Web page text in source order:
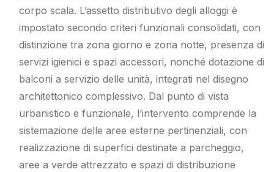
corpo scala. L’assetto distributivo degli alloggi è
impostato secondo criteri funzionali consolidati, con
distinzione tra zona giorno e zona notte, presenza di
servizi igienici e spazi accessori, nonché dotazione di
balconi a servizio delle unità, integrati nel disegno
architettonico complessivo. Dal punto di vista
urbanistico e funzionale, l’intervento comprende la
sistemazione delle aree esterne pertinenziali, con
realizzazione di superfici destinate a parcheggio,
aree a verde attrezzato e spazi di distribuzione